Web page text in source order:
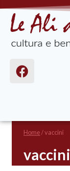
Home/vaccini
vaccini